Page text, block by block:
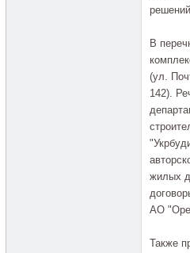
В
(ул.
142).
жилых
АО
Также